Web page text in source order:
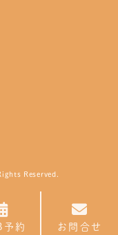
Reserved.
予約 お問合せ